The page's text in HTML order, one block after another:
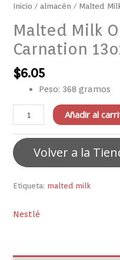
Inicio /almacén / Malted
Malted Milk
Carnation
$6.05
Peso: 368 gramos
Añadir al
Volver a la
Etiqueta: malted milk
Nestlé